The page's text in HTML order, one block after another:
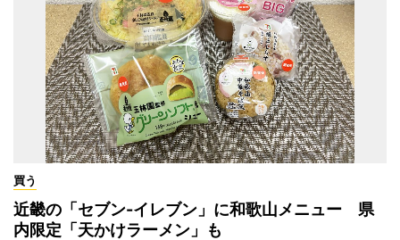
買う
近畿の「セブン-イレブン」に和歌山メニュー 県
内限定「天かけラーメン」も